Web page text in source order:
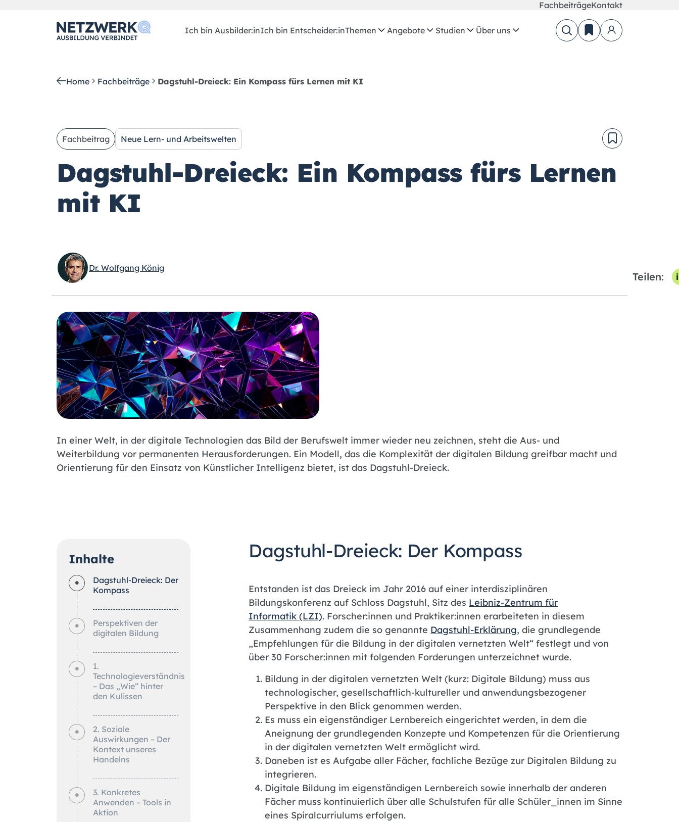
FachbeiträgeKontakt
Ich bin Ausbilder:inIch bin Entscheider:inThemen Angebote Studien Über uns
Home Fachbeiträge Dagstuhl-Dreieck: Ein Kompass fürs Lernen mit KI
Fachbeitrag Neue Lern- und Arbeitswelten
Dagstuhl-Dreieck: Ein Kompass fürs Lernen
mit KI
Dr. Wolfgang König
Teilen:
In einer Welt, in der digitale Technologien das Bild der Berufswelt immer wieder neu zeichnen, steht die Aus- und
Weiterbildung vor permanenten Herausforderungen. Ein Modell, das die Komplexität der digitalen Bildung greifbar macht und
Orientierung für den Einsatz von Künstlicher Intelligenz bietet, ist das Dagstuhl-Dreieck.
Inhalte
Dagstuhl-Dreieck: Der
Kompass
Perspektiven der
digitalen Bildung
1.
Technologieverständnis
– Das „Wie“ hinter
den Kulissen
2. Soziale
Auswirkungen – Der
Kontext unseres
Handelns
3. Konkretes
Anwenden – Tools in
Aktion
Dagstuhl-Dreieck: Der Kompass
Entstanden ist das Dreieck im Jahr 2016 auf einer interdisziplinären
Bildungskonferenz auf Schloss Dagstuhl, Sitz des Leibniz-Zentrum für
Informatik (LZI). Forscher:innen und Praktiker:innen erarbeiteten in diesem
Zusammenhang zudem die so genannte Dagstuhl-Erklärung, die grundlegende
„Empfehlungen für die Bildung in der digitalen vernetzten Welt“ festlegt und von
über 30 Forscher:innen mit folgenden Forderungen unterzeichnet wurde.
Bildung in der digitalen vernetzten Welt (kurz: Digitale Bildung) muss aus
technologischer, gesellschaftlich-kultureller und anwendungsbezogener
Perspektive in den Blick genommen werden.
Es muss ein eigenständiger Lernbereich eingerichtet werden, in dem die
Aneignung der grundlegenden Konzepte und Kompetenzen für die Orientierung
in der digitalen vernetzten Welt ermöglicht wird.
Daneben ist es Aufgabe aller Fächer, fachliche Bezüge zur Digitalen Bildung zu
integrieren.
Digitale Bildung im eigenständigen Lernbereich sowie innerhalb der anderen
Fächer muss kontinuierlich über alle Schulstufen für alle Schüler_innen im Sinne
eines Spiralcurriulums erfolgen.